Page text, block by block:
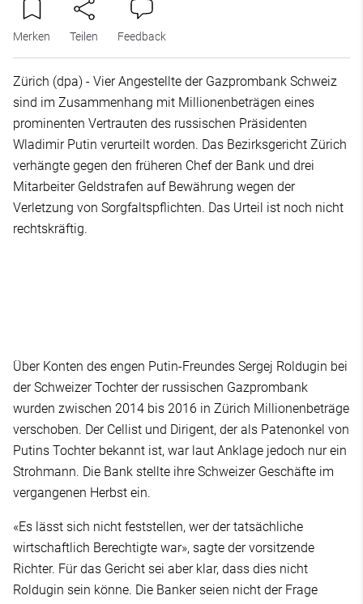
Merken Teilen Feedback
Zürich (dpa) - Vier Angestellte der Gazprombank Schweiz
sind im Zusammenhang mit Millionenbeträgen eines
prominenten Vertrauten des russischen Präsidenten
Wladimir Putin verurteilt worden. Das Bezirksgericht Zürich
verhängte gegen den früheren Chef der Bank und drei
Mitarbeiter Geldstrafen auf Bewährung wegen der
Verletzung von Sorgfaltspflichten. Das Urteil ist noch nicht
rechtskräftig.
Über Konten des engen Putin-Freundes Sergej Roldugin bei
der Schweizer Tochter der russischen Gazprombank
wurden zwischen 2014 bis 2016 in Zürich Millionenbeträge
verschoben. Der Cellist und Dirigent, der als Patenonkel von
Putins Tochter bekannt ist, war laut Anklage jedoch nur ein
Strohmann. Die Bank stellte ihre Schweizer Geschäfte im
vergangenen Herbst ein.
«Es lässt sich nicht feststellen, wer der tatsächliche
wirtschaftlich Berechtigte war», sagte der vorsitzende
Richter. Für das Gericht sei aber klar, dass dies nicht
Roldugin sein könne. Die Banker seien nicht der Frage